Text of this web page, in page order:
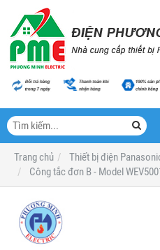
Trang chủ
Thiết bị điện
Công tắc đơn B - Model